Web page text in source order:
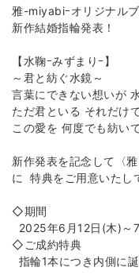
雅-miyabiｰオリジナル
新作結婚指輪発表！
【水鞠ｰみずまりｰ】
～君と紡ぐ水鏡～
言葉にできない想いが
ただ君といる それだけ
この愛を 何度でも紡い
新作発表を記念して〈
に 特典をご用意いたし
◇期間
2025年6月12日(木)～
◇ご成約特典
指輪1本につき内側に